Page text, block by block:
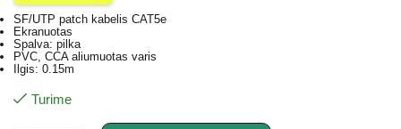
SF/UTP patch kabelis CAT5e
Ekranuotas
Spalva: pilka
PVC, CCA aliumuotas varis
Ilgis: 0.15m
Turime